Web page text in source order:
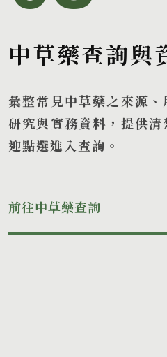
中草藥查詢與
彙整常見中草藥之來源
研究與實務資料，提供
迎點選進入查詢。
前往中草藥查詢